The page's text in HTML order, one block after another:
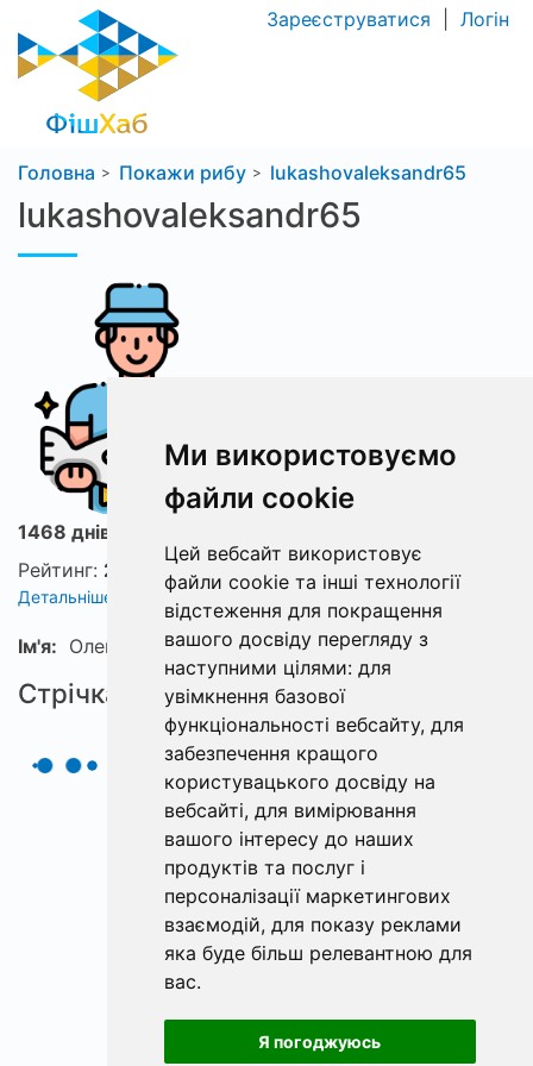
Ми використовуємо
файли cookie
Цей вебсайт використовує
файли cookie та інші технології
відстеження для покращення
вашого досвіду перегляду з
наступними цілями: для
увімкнення базової
функціональності вебсайту, для
забезпечення кращого
користувацького досвіду на
вебсайті, для вимірювання
вашого інтересу до наших
продуктів та послуг і
персоналізації маркетингових
взаємодій, для показу реклами
яка буде більш релевантною для
вас.
Я погоджуюсь
Зареєструватися Логін
Головна Покажи рибу lukashovaleksandr65
lukashovaleksandr65
1468 днів з ФішХаб
Рейтинг: 2
Детальніше про рейтинг
Ім'я: Олександр
Стрічка